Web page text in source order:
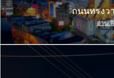
ถนนทรงว
อ่านเ